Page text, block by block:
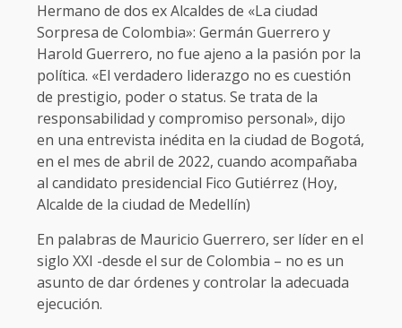
Hermano de dos ex Alcaldes de «La ciudad
Sorpresa de Colombia»: Germán Guerrero y
Harold Guerrero, no fue ajeno a la pasión por la
política. «El verdadero liderazgo no es cuestión
de prestigio, poder o status. Se trata de la
responsabilidad y compromiso personal», dijo
en una entrevista inédita en la ciudad de Bogotá,
en el mes de abril de 2022, cuando acompañaba
al candidato presidencial Fico Gutiérrez (Hoy,
Alcalde de la ciudad de Medellín)
En palabras de Mauricio Guerrero, ser líder en el
siglo XXI -desde el sur de Colombia – no es un
asunto de dar órdenes y controlar la adecuada
ejecución.